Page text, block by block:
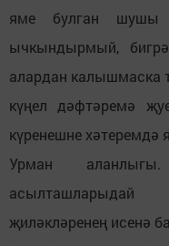
яме булган шушы
ычкындырмый,
алардан калышмаска
күңел дәфтәремә
күренешне хәтеремдә
Урман
җиләкләренең исенә